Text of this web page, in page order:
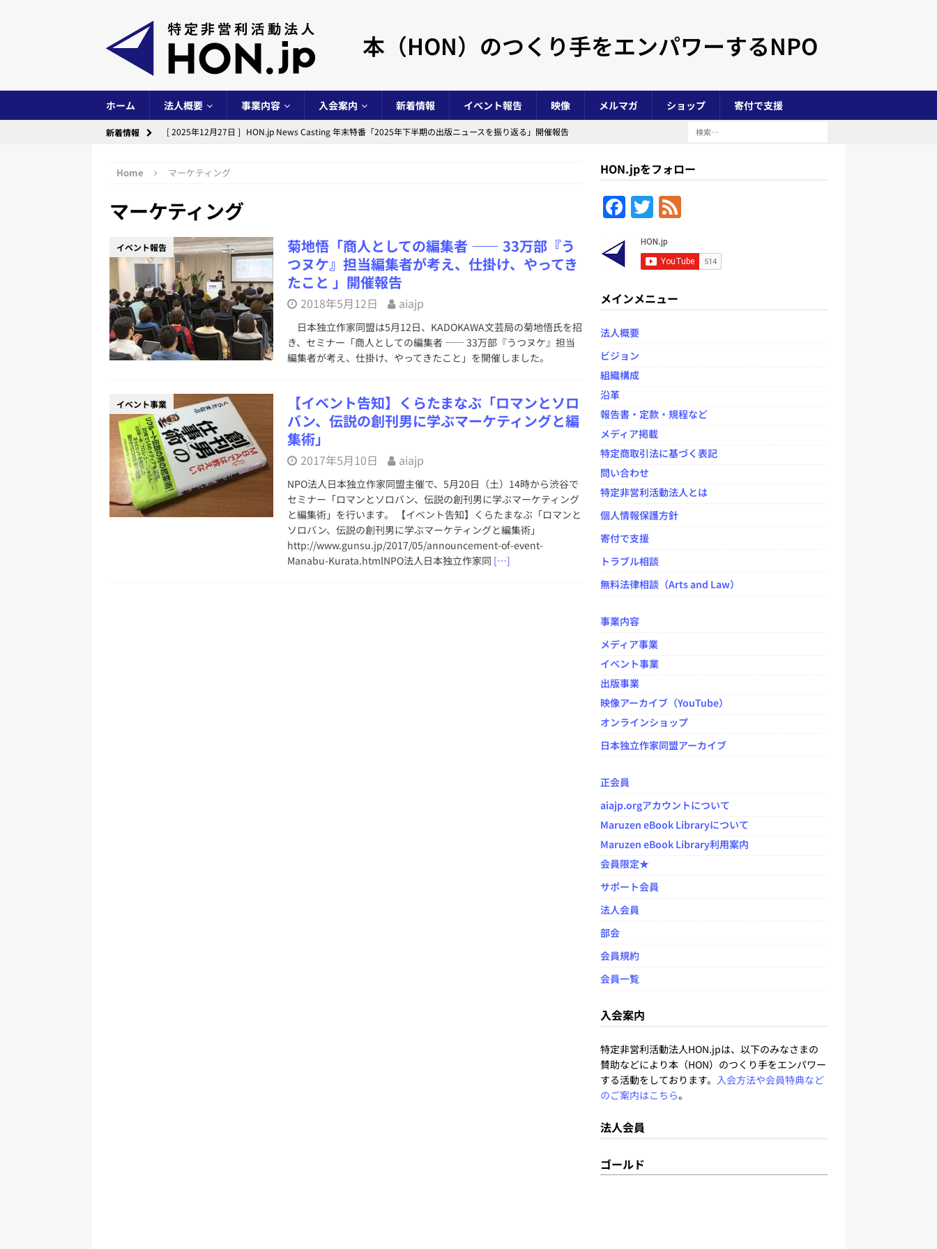
本（HON）のつくり手をエンパワーするNPO
ホーム 法人概要 事業内容 入会案内 新着情報 イベント報告 映像 メルマガ ショップ 寄付で支援
新着情報 [ 2025年12月27日 ] HON.jp News Casting 年末特番「2025年下半期の出版ニュースを振り返る」開催報告
[ 2025年12月24日 ]
[ 2025年10月14日 ]
イベント事業
[ 2025年6月28日 ]
第10期（2024年度）活動報告および会計報告と総会議事録
NPO法人全般
[ 2024年12月29日 ] HON.jp News Casting 年末特番「2024年の出版ニュースを振り返る」開催報告
ベント事業
[ 2024年12月23日 ] 【年末特番】2024年の出版ニュースを振り返る ―― HON[.]jp News Casting / 大西隆
[ 2024年11月5日 ] 出版創作イベント「NovelJam 2024」開催報告
[ 2024年9月9日 ]
デジタル・パブリッシングのオープンカンファレンス「HON-CF（ホンカンファ）2024」
開催報告
イベント事業
[ 2026年6月20日 ] 第11期（2025年度）活動報告および会計報告と総会議事録
Home マーケティング
マーケティング
イベント報告
菊地悟「商人としての編集者 ―― 33万部『う
つヌケ』担当編集者が考え、仕掛け、やってき
たこと 」開催報告
2018年5月12日 aiajp
日本独立作家同盟は5月12日、KADOKAWA文芸局の菊地悟氏を招
き、セミナー「商人としての編集者 ―― 33万部『うつヌケ』担当
編集者が考え、仕掛け、やってきたこと」を開催しました。
イベント事業
【イベント告知】くらたまなぶ「ロマンとソロ
バン、伝説の創刊男に学ぶマーケティングと編
集術」
2017年5月10日 aiajp
NPO法人日本独立作家同盟主催で、5月20日（土）14時から渋谷で
セミナー「ロマンとソロバン、伝説の創刊男に学ぶマーケティング
と編集術」を行います。 【イベント告知】くらたまなぶ「ロマンと
ソロバン、伝説の創刊男に学ぶマーケティングと編集術」
http://www.gunsu.jp/2017/05/announcement-of-event-
Manabu-Kurata.htmlNPO法人日本独立作家同 […]
HON.jpをフォロー
F
e
b
o
k
T
w
itt
er
F
e
d
メインメニュー
法人概要
ビジョン
組織構成
沿革
報告書・定款・規程など
メディア掲載
特定商取引法に基づく表記
問い合わせ
特定非営利活動法人とは
個人情報保護方針
寄付で支援
トラブル相談
無料法律相談（Arts and Law）
事業内容
メディア事業
イベント事業
出版事業
映像アーカイブ（YouTube）
オンラインショップ
日本独立作家同盟アーカイブ
正会員
aiajp.orgアカウントについて
Maruzen eBook Libraryについて
Maruzen eBook Library利用案内
会員限定★
サポート会員
法人会員
部会
会員規約
会員一覧
入会案内
特定非営利活動法人HON.jpは、以下のみなさまの
賛助などにより本（HON）のつくり手をエンパワー
する活動をしております。 入会方法や会員特典など
のご案内はこちら。
法人会員
ゴールド